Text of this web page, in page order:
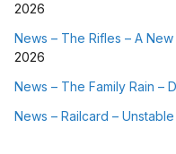
2026
News – The Rifles – A
2026
News – The Family Rain –
News – Railcard –